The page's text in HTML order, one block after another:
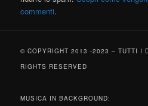
commenti.
© COPYRIGHT 2013 -2023 – TUTTI I
RIGHTS RESERVED
MUSICA IN BACKGROUND: